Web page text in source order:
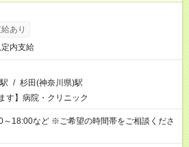
あり
内支給
/ 杉田(神奈川県)駅
す】病院・クリニック
～18:00など ※ご希望の時間帯をご相談くださ